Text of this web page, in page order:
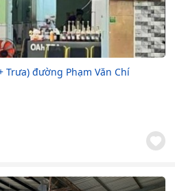
Trưa) đường Phạm Văn Chí